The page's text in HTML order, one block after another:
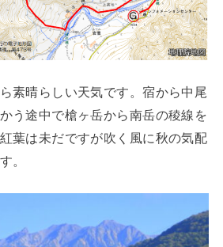
素晴らしい天気です。宿から中尾
う途中で槍ヶ岳から南岳の稜線を
葉は未だですが吹く風に秋の気配
。